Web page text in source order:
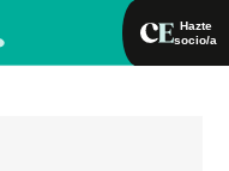
Hazte
socio/a